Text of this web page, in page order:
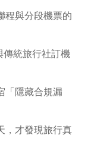
程與分段機票的
統旅行社訂機
「隱藏合規漏
，才發現旅行真